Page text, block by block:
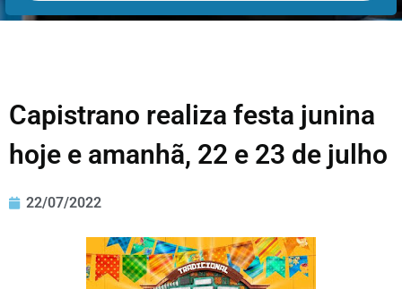
Capistrano realiza festa junina
hoje e amanhã, 22 e 23 de julho
22/07/2022